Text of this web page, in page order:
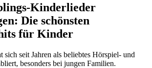
Kinderlieder
Die schönsten
für Kinder
sich seit Jahren als beliebtes Hörspiel- und
besonders bei jungen Familien.